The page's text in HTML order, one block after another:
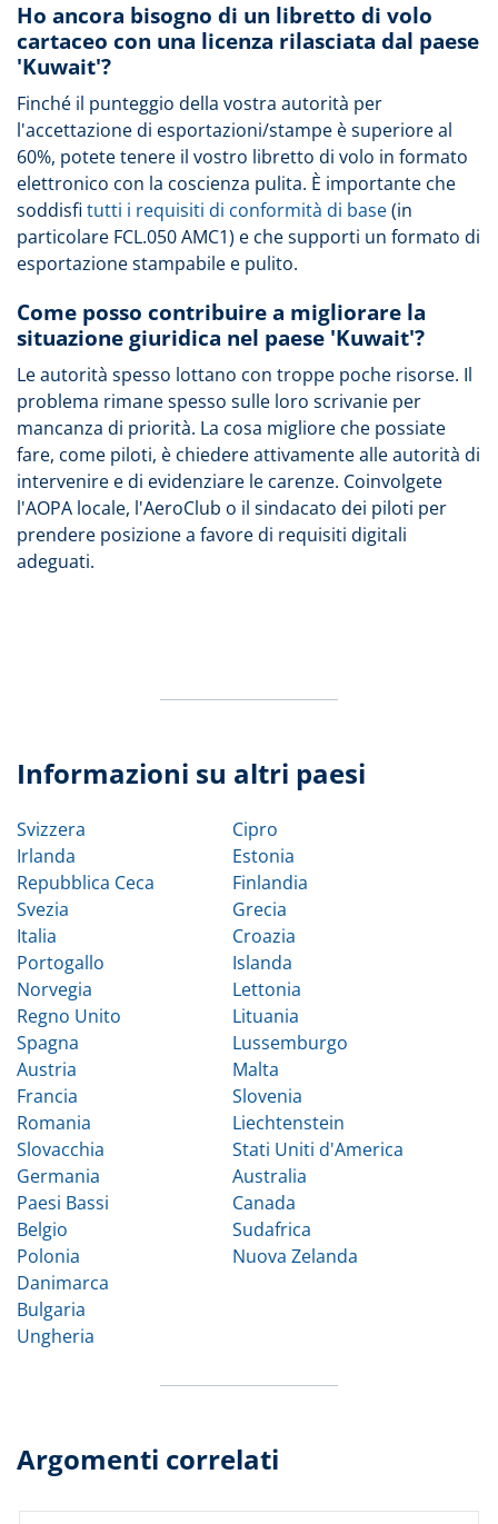
Ho ancora bisogno di un libretto di volo
cartaceo con una licenza rilasciata dal paese
'Kuwait'?
Finché il punteggio della vostra autorità per
l'accettazione di esportazioni/stampe è superiore al
60%, potete tenere il vostro libretto di volo in formato
elettronico con la coscienza pulita. È importante che
soddisfi tutti i requisiti di conformità di base(in
particolare FCL.050 AMC1) e che supporti un formato di
esportazione stampabile e pulito.
Come posso contribuire a migliorare la
situazione giuridica nel paese 'Kuwait'?
Le autorità spesso lottano con troppe poche risorse. Il
problema rimane spesso sulle loro scrivanie per
mancanza di priorità. La cosa migliore che possiate
fare, come piloti, è chiedere attivamente alle autorità di
intervenire e di evidenziare le carenze. Coinvolgete
l'AOPA locale, l'AeroClub o il sindacato dei piloti per
prendere posizione a favore di requisiti digitali
adeguati.
Informazioni su altri paesi
Svizzera
Irlanda
Repubblica Ceca
Svezia
Italia
Portogallo
Norvegia
Regno Unito
Spagna
Austria
Francia
Romania
Slovacchia
Germania
Paesi Bassi
Belgio
Polonia
Danimarca
Bulgaria
Ungheria
Cipro
Estonia
Finlandia
Grecia
Croazia
Islanda
Lettonia
Lituania
Lussemburgo
Malta
Slovenia
Liechtenstein
Stati Uniti d'America
Australia
Canada
Sudafrica
Nuova Zelanda
Argomenti correlati